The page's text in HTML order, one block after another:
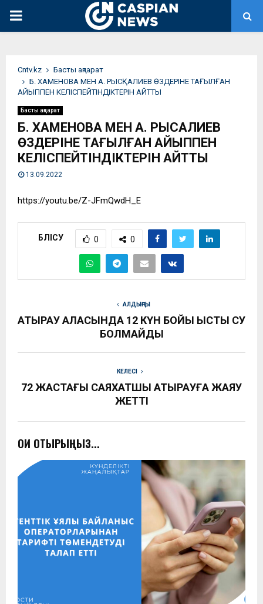
PRIMARY
Сntv.kz
Басты ақпарат
Б. ХАМЕНОВА МЕН А. РЫСҚАЛИЕВ ӨЗДЕРІНЕ ТАҒЫЛҒАН
АЙЫППЕН КЕЛІСПЕЙТІНДІКТЕРІН АЙТТЫ
Басты ақпарат
Б. ХАМЕНОВА МЕН А. РЫСҚАЛИЕВ
ӨЗДЕРІНЕ ТАҒЫЛҒАН АЙЫППЕН
КЕЛІСПЕЙТІНДІКТЕРІН АЙТТЫ
13.09.2022
https://youtu.be/Z-JFmQwdH_E
БӨЛІСУ 0 0
АЛДЫҢҒЫ
АТЫРАУ ҚАЛАСЫНДА 12 КҮН БОЙЫ ЫСТЫҚ СУ
БОЛМАЙДЫ
КЕЛЕСІ
72 ЖАСТАҒЫ САЯХАТШЫ АТЫРАУҒА ЖАЯУ
ЖЕТТІ
ОҚИ ОТЫРЫҢЫЗ...